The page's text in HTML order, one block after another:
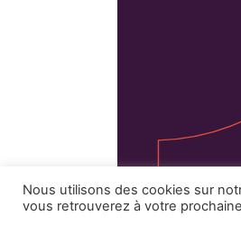
Nous utilisons des cookies sur
vous retrouverez à votre